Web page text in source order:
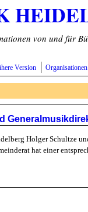
von und für
Version Organisationen
Holger Schultze
hat einer